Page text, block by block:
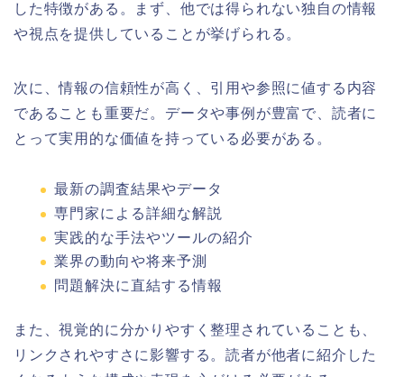
した特徴がある。まず、他では得られない独自の情報
や視点を提供していることが挙げられる。
次に、情報の信頼性が高く、引用や参照に値する内容
であることも重要だ。データや事例が豊富で、読者に
とって実用的な価値を持っている必要がある。
最新の調査結果やデータ
専門家による詳細な解説
実践的な手法やツールの紹介
業界の動向や将来予測
問題解決に直結する情報
また、視覚的に分かりやすく整理されていることも、
リンクされやすさに影響する。読者が他者に紹介した